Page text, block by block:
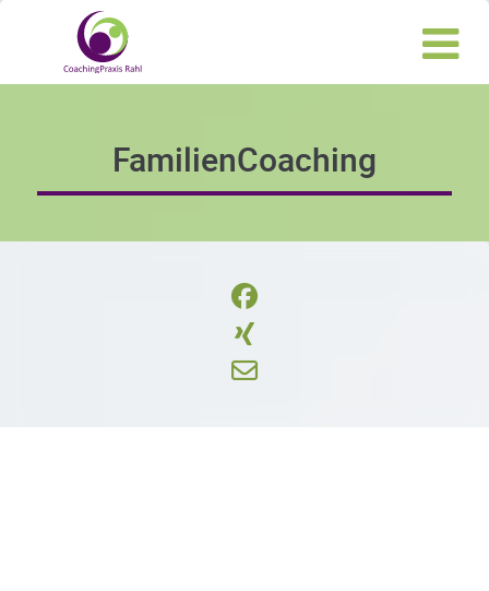
FamilienCoaching